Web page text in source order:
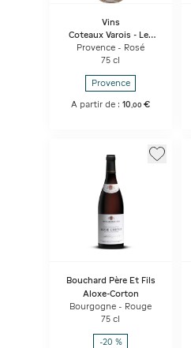
Vins
Coteaux Varois - Les
Reflets
Provence - Rosé
75 cl
Provence
A partir de :10 ,00 €
Bouchard Père Et Fils
Aloxe-Corton
Bourgogne - Rouge
75 cl
-20 %